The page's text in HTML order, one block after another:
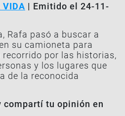
VIDA | Emitido el 24-11-
Rafa pasó a buscar a
su camioneta para
por las historias,
y los lugares que
de la reconocida
compartí tu opinión en